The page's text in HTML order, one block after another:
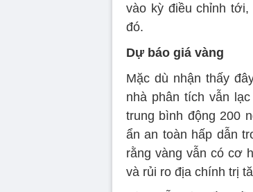
vào kỳ điều chỉnh
đó.
Dự báo giá vàng
Mặc dù nhận thấy
nhà phân tích vẫn
trung bình động 200
ẩn an toàn hấp dẫn
rằng vàng vẫn có cơ
và rủi ro địa chính trị